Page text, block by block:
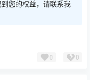
您的权益，请联系我
0 0